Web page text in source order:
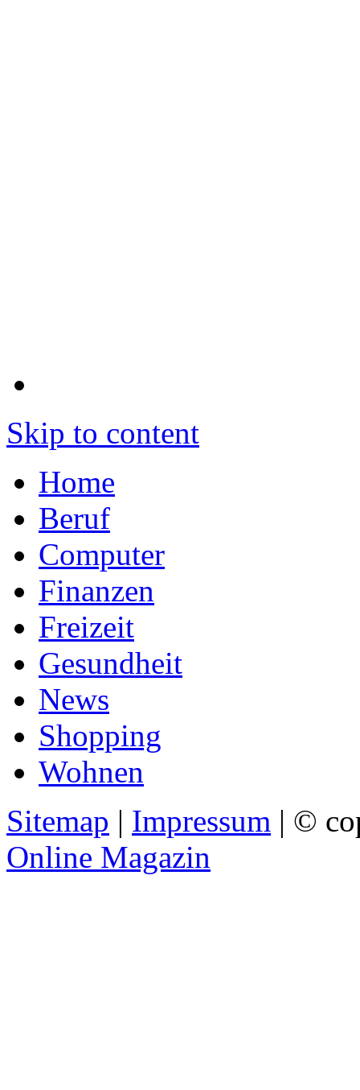
Skip to content
Home
Beruf
Computer
Finanzen
Freizeit
Gesundheit
News
Shopping
Wohnen
Sitemap | Impressum | ©
Online Magazin